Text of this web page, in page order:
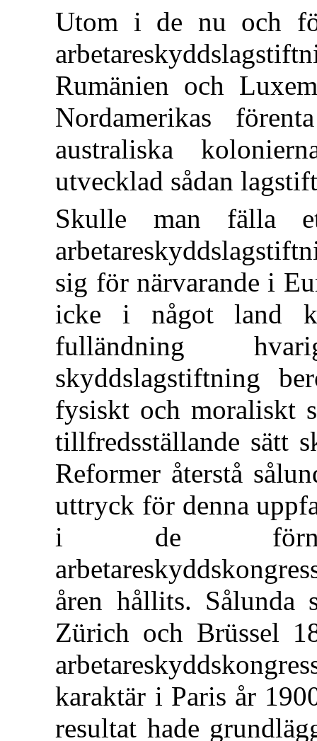
Utom i de nu och
Rumänien och
Nordamerikas
australiska
utvecklad sådan
Skulle man fälla
sig för närvarande i
icke i något land
fulländning
skyddslagstiftning
fysiskt och moraliskt
tillfredsställande sätt
Reformer återstå
uttryck för denna
i de
åren hållits. Sålunda
Zürich och Brüssel
karaktär i Paris år
resultat hade